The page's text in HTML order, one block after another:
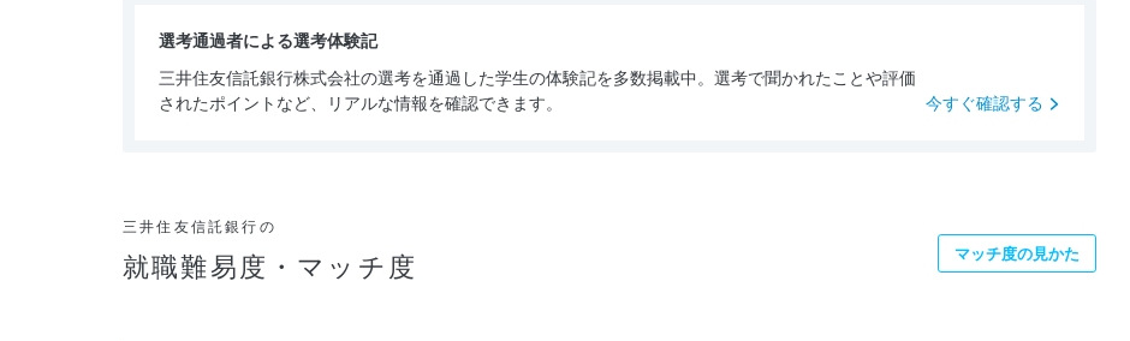
選考通過者による選考体験記
三井住友信託銀行株式会社の選考を通過した学生の体験記を多数掲載中。選考で聞かれたことや評価
されたポイントなど、リアルな情報を確認できます。
今すぐ確認する
三井住友信託銀行の
就職難易度・マッチ度 マッチ度の見かた